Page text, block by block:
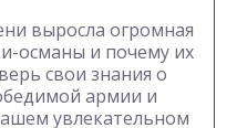
выросла огромная
османы и почему их
свои знания о
армии и
увлекательном